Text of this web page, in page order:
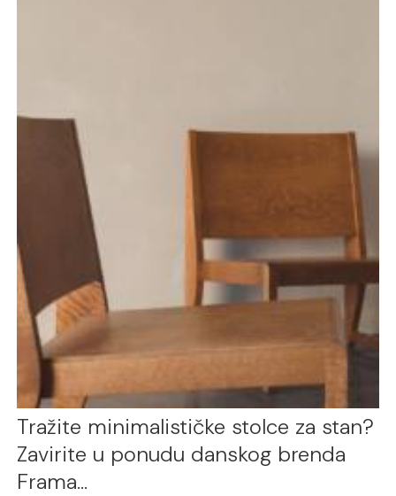
Tražite minimalističke stolce za stan?
Zavirite u ponudu danskog brenda
Frama…